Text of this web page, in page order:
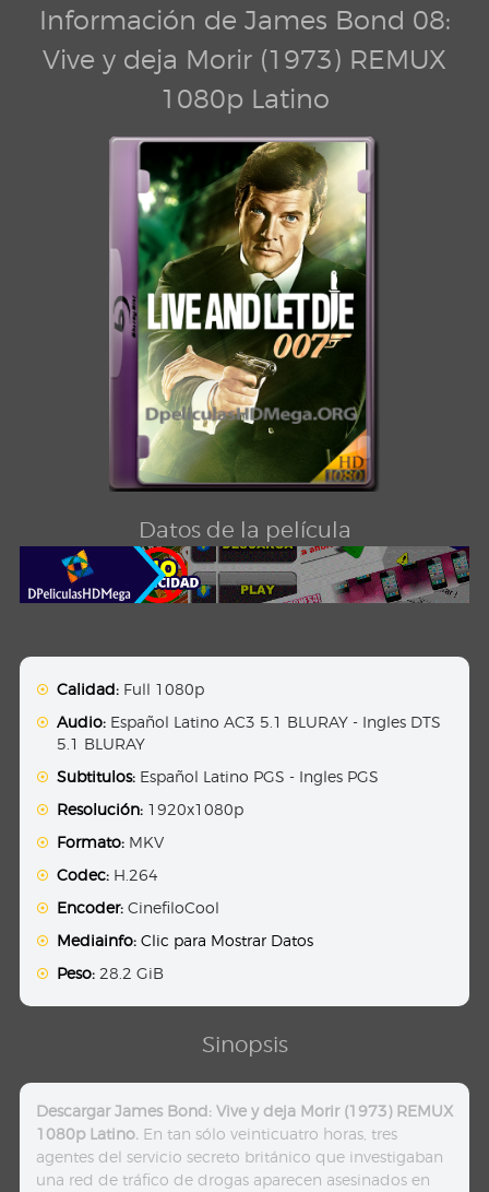
Información de James Bond 08:
Vive y deja Morir (1973) REMUX
1080p Latino
Datos de la película
Calidad: Full 1080p
Audio: Español Latino AC3 5.1 BLURAY - Ingles DTS
5.1 BLURAY
Subtitulos: Español Latino PGS - Ingles PGS
Resolución: 1920x1080p
Formato: MKV
Codec: H.264
Encoder: CinefiloCool
Mediainfo: Clic para Mostrar Datos
Peso: 28.2 GiB
Sinopsis
Descargar James Bond: Vive y deja Morir (1973) REMUX
1080p Latino. En tan sólo veinticuatro horas, tres
agentes del servicio secreto británico que investigaban
una red de tráfico de drogas aparecen asesinados en